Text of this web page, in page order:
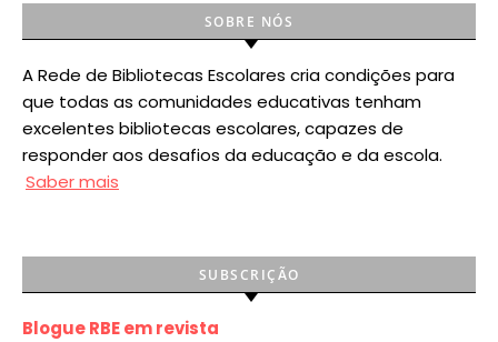
SOBRE NÓS
A Rede de Bibliotecas Escolares cria condições para
que todas as comunidades educativas tenham
excelentes bibliotecas escolares, capazes de
responder aos desafios da educação e da escola.
Saber mais
SUBSCRIÇÃO
Blogue RBE em revista